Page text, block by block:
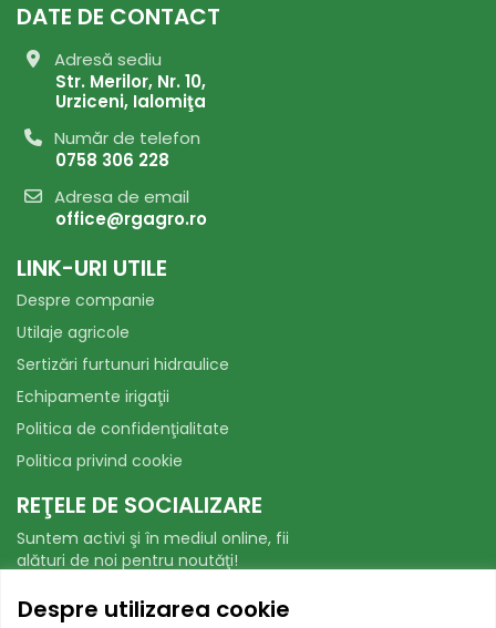
Despre utilizarea cookie
DATE DE CONTACT
Adresă sediu
Str. Merilor, Nr. 10,
Urziceni, Ialomiţa
Număr de telefon
0758 306 228
Adresa de email
office@rgagro.ro
LINK-URI UTILE
Despre companie
Utilaje agricole
Sertizări furtunuri hidraulice
Echipamente irigaţii
Politica de confidenţialitate
Politica privind cookie
REŢELE DE SOCIALIZARE
Suntem activi şi în mediul online, fii
alături de noi pentru noutăţi!
Facebook WhatsApp